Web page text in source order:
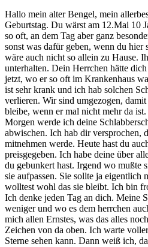
Hallo mein alter Bengel, mein
Geburtstag. Du wärst am 12.Mai 10
so oft, an dem Tag aber ganz
sonst was dafür geben, wenn du hier
wäre auch nicht so allein zu Hause.
unterhalten. Dein Herrchen hätte
jetzt, wo er so oft im Krankenhaus
ist sehr krank und ich hab solchen
verlieren. Wir sind umgezogen,
bleibe, wenn er mal nicht mehr da
Morgen werde ich deine
abwischen. Ich hab dir versprochen,
mitnehmen werde. Heute hast du
preisgegeben. Ich habe deine über
du gebunkert hast. Irgend wo mußte
sie aufpassen. Sie sollte ja eigentlich
wolltest wohl das sie bleibt. Ich bin
Ich denke jeden Tag an dich. Meine
weniger und wo es dem herrchen
mich allen Ernstes, was das alles
Zeichen von da oben. Ich warte
Sterne sehen kann. Dann weiß ich,